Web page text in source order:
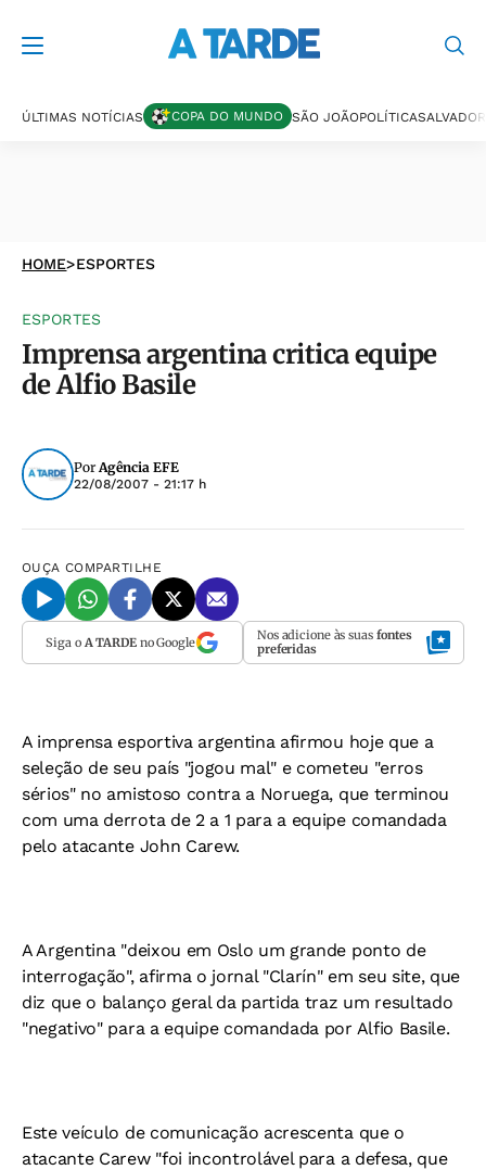
ÚLTIMAS NOTÍCIAS COPA DO MUNDO SÃO JOÃOPOLÍTICASALVADOR
HOME>ESPORTES
ESPORTES
Imprensa argentina critica equipe
de Alfio Basile
PorAgência EFE
22/08/2007 - 21:17 h
OUÇA COMPARTILHE
Siga o A TARDEno Google Nos adicione às suas fontes
preferidas
A imprensa esportiva argentina afirmou hoje que a
seleção de seu país "jogou mal" e cometeu "erros
sérios" no amistoso contra a Noruega, que terminou
com uma derrota de 2 a 1 para a equipe comandada
pelo atacante John Carew.
A Argentina "deixou em Oslo um grande ponto de
interrogação", afirma o jornal "Clarín" em seu site, que
diz que o balanço geral da partida traz um resultado
"negativo" para a equipe comandada por Alfio Basile.
Este veículo de comunicação acrescenta que o
atacante Carew "foi incontrolável para a defesa, que